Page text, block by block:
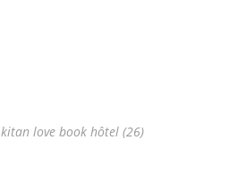
love book hôtel (26)